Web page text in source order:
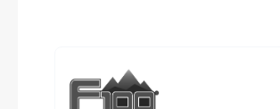
KTM 28" adjust